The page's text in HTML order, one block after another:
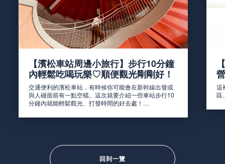
【濱松車站周邊小旅行】步行10分鐘
內輕鬆吃喝玩樂♡順便觀光剛剛好！
交通便利的濱松車站，有時候你可能會在新幹線出發或
與人碰面前有一點空檔。這次就要介紹一些車站步行10
分鐘內就能輕鬆觀光、打發時間的好去處！…
這
區
回到一覽